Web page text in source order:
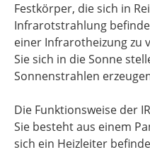
Festkörper, die sich in
Infrarotstrahlung
einer Infrarotheizung zu
Sie sich in die Sonne
Sonnenstrahlen
Die Funktionsweise der
Sie besteht aus einem
sich ein Heizleiter